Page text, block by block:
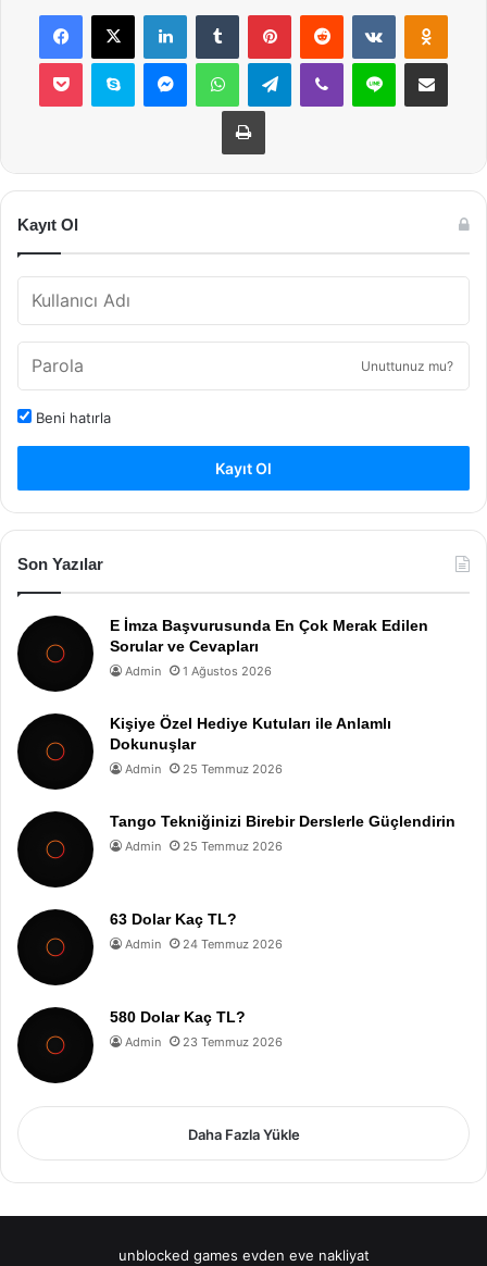
Facebook
X LinkedInTumblr PinterestReddit VKontakte
Pocket Skype MessengerWhatsAppTelegramViber Line E-Posta ile
Yazdır
Kayıt Ol
Unuttunuz mu?
Beni hatırla
Kayıt Ol
Son Yazılar
E İmza Başvurusunda En Çok Merak Edilen
Sorular ve Cevapları
Admin 1 Ağustos 2026
Kişiye Özel Hediye Kutuları ile Anlamlı
Dokunuşlar
Admin 25 Temmuz 2026
Tango Tekniğinizi Birebir Derslerle Güçlendirin
Admin 25 Temmuz 2026
63 Dolar Kaç TL?
Admin 24 Temmuz 2026
580 Dolar Kaç TL?
Admin 23 Temmuz 2026
Daha Fazla Yükle
unblocked games evden eve nakliyat